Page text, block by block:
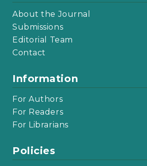
About the Journal
Submissions
Editorial Team
Contact
Information
For Authors
For Readers
For Librarians
Policies